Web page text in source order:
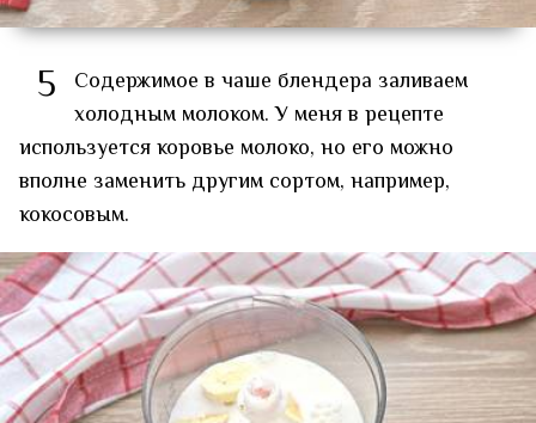
5
Содержимое в чаше блендера заливаем
холодным молоком. У меня в рецепте
используется коровье молоко, но его можно
вполне заменить другим сортом, например,
кокосовым.